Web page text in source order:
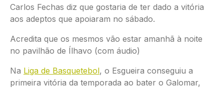
Carlos Fechas diz que gostaria de ter dado a vitória
aos adeptos que apoiaram no sábado.
Acredita que os mesmos vão estar amanhã à noite
no pavilhão de Ílhavo (com áudio)
Na Liga de Basquetebol, o Esgueira conseguiu a
primeira vitória da temporada ao bater o Galomar,